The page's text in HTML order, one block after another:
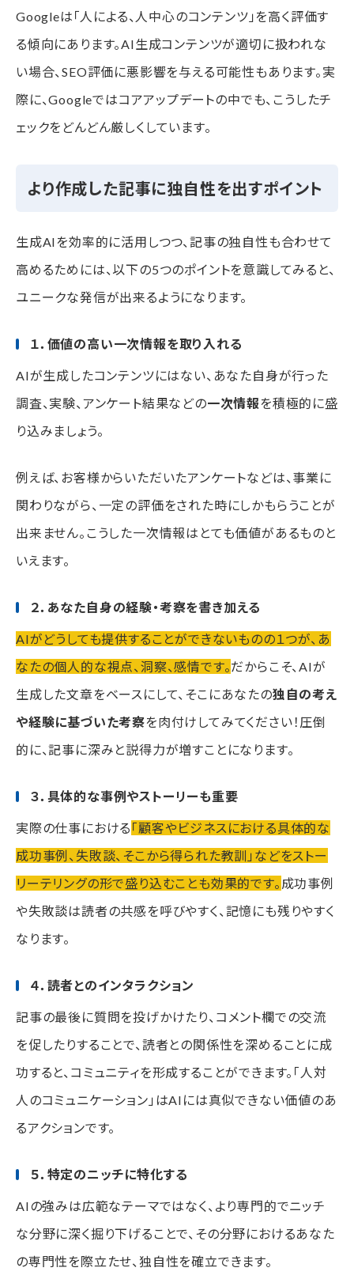
Googleは「人による、人中心のコンテンツ」を高く評価す
る傾向にあります。AI生成コンテンツが適切に扱われな
い場合、SEO評価に悪影響を与える可能性もあります。実
際に、Googleではコアアップデートの中でも、こうしたチ
ェックをどんどん厳しくしています。
より作成した記事に独自性を出すポイント
生成AIを効率的に活用しつつ、記事の独自性も合わせて
高めるためには、以下の5つのポイントを意識してみると、
ユニークな発信が出来るようになります。
１．価値の高い一次情報を取り入れる
AIが生成したコンテンツにはない、あなた自身が行った
調査、実験、アンケート結果などの一次情報を積極的に盛
り込みましょう。
例えば、お客様からいただいたアンケートなどは、事業に
関わりながら、一定の評価をされた時にしかもらうことが
出来ません。こうした一次情報はとても価値があるものと
いえます。
２．あなた自身の経験・考察を書き加える
AIがどうしても提供することができないものの１つが、あ
なたの個人的な視点、洞察、感情です。だからこそ、AIが
生成した文章をベースにして、そこにあなたの独自の考え
や経験に基づいた考察を肉付けしてみてください！圧倒
的に、記事に深みと説得力が増すことになります。
３．具体的な事例やストーリーも重要
実際の仕事における 「顧客やビジネスにおける具体的な
成功事例、失敗談、そこから得られた教訓」などをストー
リーテリングの形で盛り込むことも効果的です。 成功事例
や失敗談は読者の共感を呼びやすく、記憶にも残りやすく
なります。
４．読者とのインタラクション
記事の最後に質問を投げかけたり、コメント欄での交流
を促したりすることで、読者との関係性を深めることに成
功すると、コミュニティを形成することができます。「人対
人のコミュニケーション」はAIには真似できない価値のあ
るアクションです。
５．特定のニッチに特化する
AIの強みは広範なテーマではなく、より専門的でニッチ
な分野に深く掘り下げることで、その分野におけるあなた
の専門性を際立たせ、独自性を確立できます。